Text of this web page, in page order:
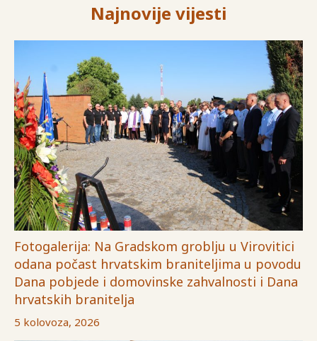
Najnovije vijesti
Fotogalerija: Na Gradskom groblju u Virovitici
odana počast hrvatskim braniteljima u povodu
Dana pobjede i domovinske zahvalnosti i Dana
hrvatskih branitelja
5 kolovoza, 2026